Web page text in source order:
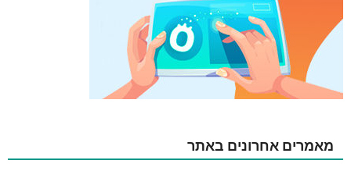
מאמרים אחרונים באתר